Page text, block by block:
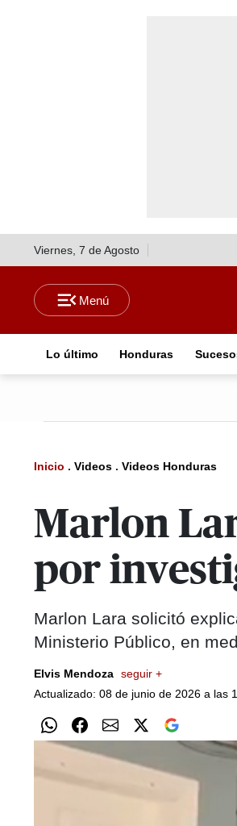
Viernes, 7 de Agosto
Lo último Honduras
Inicio . Videos . Videos Honduras
Marlon
por
Marlon Lara solicitó
Ministerio Público, en
Elvis Mendoza seguir +
Actualizado: 08 de junio de 2026 a las